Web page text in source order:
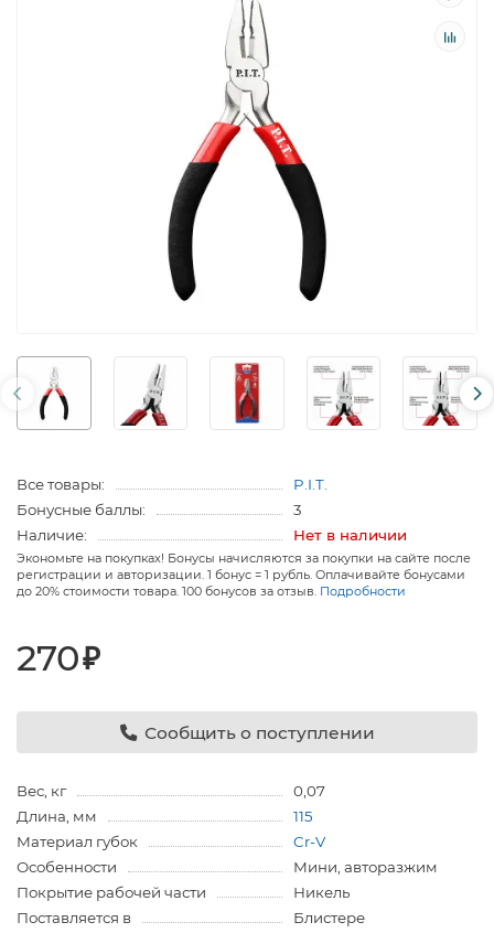
Все товары:
P.I.T.
Бонусные баллы:
3
Наличие:
Нет в наличии
Экономьте на покупках! Бонусы начисляются за покупки на сайте после
регистрации и авторизации. 1 бонус = 1 рубль. Оплачивайте бонусами
до 20% стоимости товара. 100 бонусов за отзыв. Подробности
270₽
Сообщить о поступлении
Вес, кг
0,07
Длина, мм
115
Материал губок
Cr-V
Особенности
Мини, авторазжим
Покрытие рабочей части
Никель
Поставляется в
Блистере